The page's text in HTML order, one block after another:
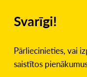
Svarīgi!
Pārliecinieties, vai
saistītos